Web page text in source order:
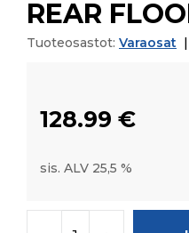
REAR
Tuoteosastot: Varaosat
128.99 €
sis. ALV 25,5 %